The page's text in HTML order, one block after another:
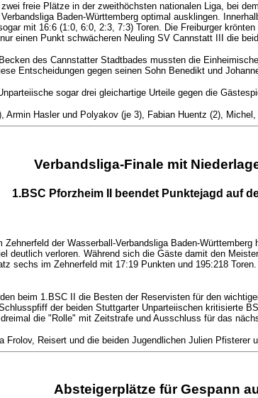
freie Plätze in der zweithöchsten nationalen Liga, bei
Baden-Württemberg optimal ausklingen.
mit 16:6 (1:0, 6:0, 2:3, 7:3) Toren. Die Freiburger
einen Punkt schwächeren Neuling SV Cannstatt III die
des Cannstatter Stadtbades mussten die
Entscheidungen gegen seinen Sohn Benedikt und
sogar drei gleichartige Urteile gegen die
Armin Hasler und Polyakov (je 3), Fabian Huentz (2),
Verbandsliga-Finale mit
1.BSC Pforzheim II beendet Punktejagd auf
der Wasserball-Verbandsliga Baden-
deutlich verloren. Während sich die Gäste damit den
sechs im Zehnerfeld mit 17:19 Punkten und 195:218
beim 1.BSC II die Besten der Reservisten für den
der beiden Stuttgarter Unparteiischen kritisierte
die "Rolle" mit Zeitstrafe und Ausschluss für das
Frolov, Reisert und die beiden Jugendlichen Julien Pfisterer
Absteigerplätze für Gespann